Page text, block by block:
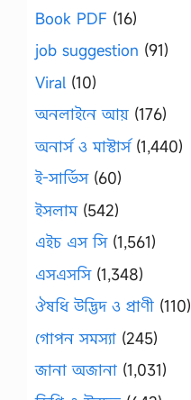
Book PDF (16)
job suggestion (91)
Viral (10)
অনলাইনে আয় (176)
অনার্স ও মাস্টার্স(1,440)
ই-সার্ভিস(60)
ইসলাম(542)
এইচ এস সি(1,561)
এসএসসি(1,348)
ঔষধি উদ্ভিদ ও প্রাণী (110)
গোপন সমস্যা (245)
জানা অজানা (1,031)